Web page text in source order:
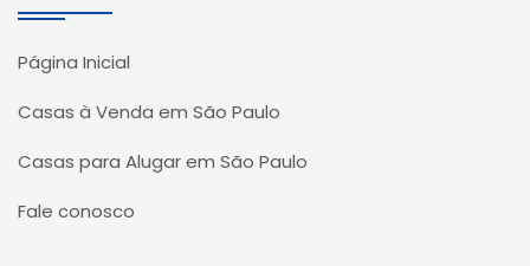
Página Inicial
Casas à Venda em São Paulo
Casas para Alugar em São Paulo
Fale conosco